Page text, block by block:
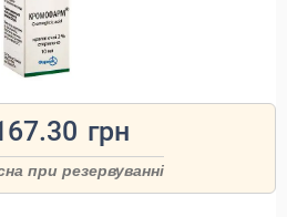
грн
при резервуванні